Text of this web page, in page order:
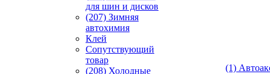
для шин и дисков
(207) Зимняя
автохимия
Клей
Сопутствующий
товар
(208) Холодные
(1)